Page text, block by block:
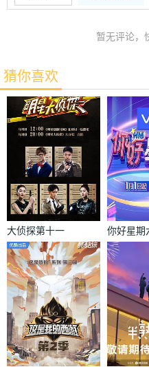
暂无评论，
猜你喜欢
大侦探第十一
季
你好星期